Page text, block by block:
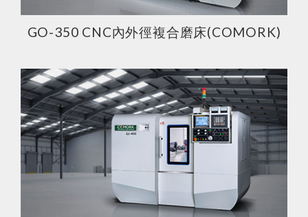
GO-350 CNC內外徑複合磨床(COMORK)